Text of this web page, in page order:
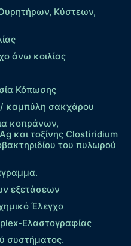
Κύστεων,
άνω κοιλίας
Κόπωσης
καμπύλη σακχάρου
κοπράνων,
και τοξίνης Clostiridium
του πυλωρού
εξετάσεων
Έλεγχο
Ελαστογραφίας
συστήματος.